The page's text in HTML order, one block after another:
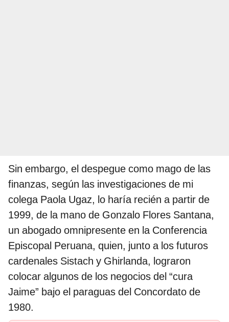
Sin embargo, el despegue como mago de las
finanzas, según las investigaciones de mi
colega Paola Ugaz, lo haría recién a partir de
1999, de la mano de Gonzalo Flores Santana,
un abogado omnipresente en la Conferencia
Episcopal Peruana, quien, junto a los futuros
cardenales Sistach y Ghirlanda, lograron
colocar algunos de los negocios del “cura
Jaime” bajo el paraguas del Concordato de
1980.